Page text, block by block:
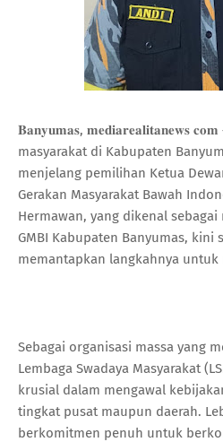
𝐁𝐚𝐧𝐲𝐮𝐦𝐚𝐬, 𝐦𝐞𝐝𝐢𝐚𝐫𝐞𝐚𝐥𝐢𝐭𝐚𝐧𝐞𝐰𝐬
masyarakat di Kabupaten
menjelang pemilihan Ketua
Gerakan Masyarakat Bawah
Hermawan, yang dikenal sebagai
GMBI Kabupaten Banyumas, kini
memantapkan langkahnya untuk
Sebagai organisasi massa yang
Lembaga Swadaya Masyarakat
krusial dalam mengawal
tingkat pusat maupun daerah.
berkomitmen penuh untuk